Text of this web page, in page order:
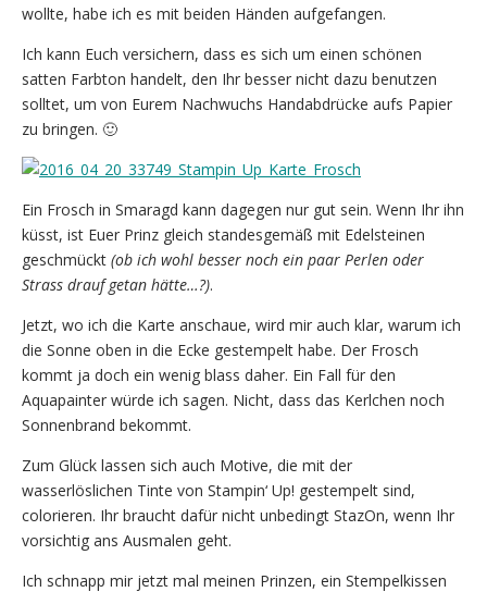
wollte, habe ich es mit beiden Händen aufgefangen.
Ich kann Euch versichern, dass es sich um einen schönen
satten Farbton handelt, den Ihr besser nicht dazu benutzen
solltet, um von Eurem Nachwuchs Handabdrücke aufs Papier
zu bringen. 🙂
Ein Frosch in Smaragd kann dagegen nur gut sein. Wenn Ihr ihn
küsst, ist Euer Prinz gleich standesgemäß mit Edelsteinen
geschmückt (ob ich wohl besser noch ein paar Perlen oder
Strass drauf getan hätte…?).
Jetzt, wo ich die Karte anschaue, wird mir auch klar, warum ich
die Sonne oben in die Ecke gestempelt habe. Der Frosch
kommt ja doch ein wenig blass daher. Ein Fall für den
Aquapainter würde ich sagen. Nicht, dass das Kerlchen noch
Sonnenbrand bekommt.
Zum Glück lassen sich auch Motive, die mit der
wasserlöslichen Tinte von Stampin‘ Up! gestempelt sind,
colorieren. Ihr braucht dafür nicht unbedingt StazOn, wenn Ihr
vorsichtig ans Ausmalen geht.
Ich schnapp mir jetzt mal meinen Prinzen, ein Stempelkissen